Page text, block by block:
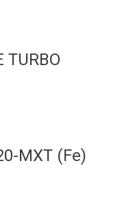
TURBO
MXT (Fe)